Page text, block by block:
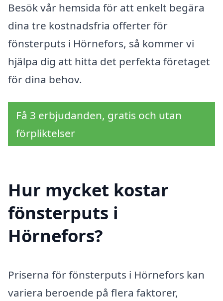
Besök vår hemsida för att enkelt begära
dina tre kostnadsfria offerter för
fönsterputs i Hörnefors, så kommer vi
hjälpa dig att hitta det perfekta företaget
för dina behov.
Få 3 erbjudanden, gratis och utan
förpliktelser
Hur mycket kostar
fönsterputs i
Hörnefors?
Priserna för fönsterputs i Hörnefors kan
variera beroende på flera faktorer,